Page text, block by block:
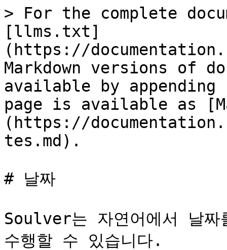
> For the complete
[llms.txt]
(https://
Markdown versions of
available by
page is available as
(https://
tes.md).
# 날짜
Soulver는 자연어에서 날짜
수행할 수 있습니다.